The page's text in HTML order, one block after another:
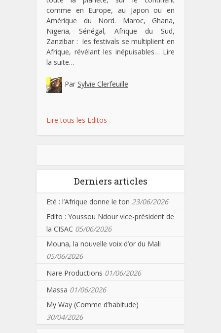
comme en Europe, au Japon ou en
Amérique du Nord. Maroc, Ghana,
Nigeria, Sénégal, Afrique du Sud,
Zanzibar : les festivals se multiplient en
Afrique, révélant les inépuisables… Lire
la suite…
Par Sylvie Clerfeuille
Lire tous les Editos
Derniers articles
Eté : l’Afrique donne le ton 23/06/2026
Edito : Youssou Ndour vice-président de
la CISAC 05/06/2026
Mouna, la nouvelle voix d’or du Mali
05/06/2026
Nare Productions 01/06/2026
Massa 01/06/2026
My Way (Comme d’habitude)
30/04/2026